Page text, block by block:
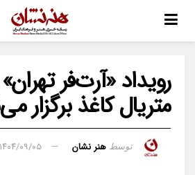
رویداد «آرت‌فر تهران»
متریال کاغذ برگزار
توسط هنر نشان ۱۴۰۴/۰۹/۰۵